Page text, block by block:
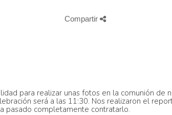
Compartir
para realizar unas fotos en la comunión
será a las 11:30. Nos realizaron el
pasado completamente contratarlo.